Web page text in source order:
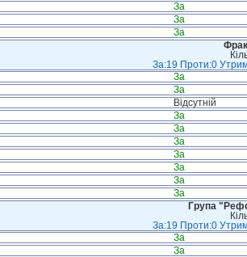
За
За
За
За:19 Проти:0
За
За
Відсутній
За
За
За
За
За
За
За
Група
За:19 Проти:0
За
За